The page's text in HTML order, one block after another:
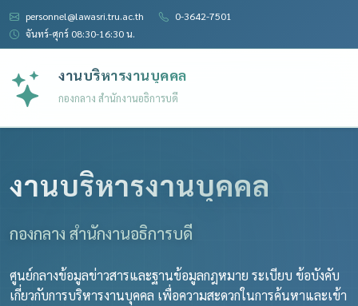
personnel@lawasri.tru.ac.th
0-3642-7501
จันทร์-ศุกร์ 08:30-16:30 น.
งานบริหารงานบุคคล
กองกลาง สำนักงานอธิการบดี
งานบริหารงานบุคคล
กองกลาง สำนักงานอธิการบดี
ศูนย์กลางข้อมูลข่าวสารและฐานข้อมูลกฎหมาย ระเบียบ ข้อบังคับ
เกี่ยวกับการบริหารงานบุคคล เพื่อความสะดวกในการค้นหาและเข้า